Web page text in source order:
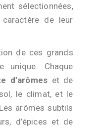
sélectionnées,
de leur
de ces grands
unique. Chaque
d’arômes et de
le climat, et le
arômes subtils
d’épices et de